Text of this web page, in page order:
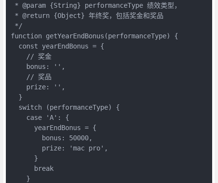
* @param {String} performanceType 绩效类型，
* @return {Object} 年终奖，包括奖金和奖品
*/
function getYearEndBonus(performanceType) {
  const yearEndBonus = {
    // 奖金
    bonus: '',
    // 奖品
    prize: '',
  }
  switch (performanceType) {
    case 'A': {
      yearEndBonus = {
        bonus: 50000,
        prize: 'mac pro',
      }
      break
    }